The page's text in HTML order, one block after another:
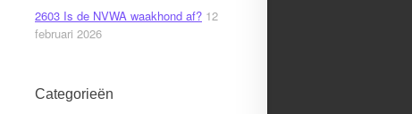
2603 Is de NVWA waakhond af? 12
februari 2026
Categorieën